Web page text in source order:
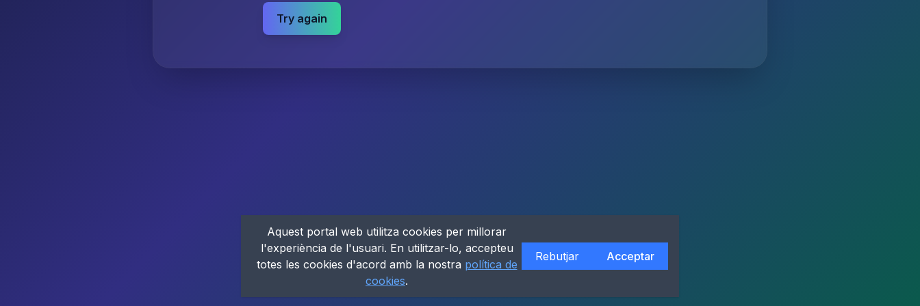
Try again
Aquest portal web utilitza cookies per millorar
l'experiència de l'usuari. En utilitzar-lo, accepteu
totes les cookies d'acord amb la nostra política de
cookies.
Rebutjar Acceptar